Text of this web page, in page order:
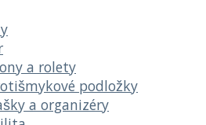
a rolety
podložky
a organizéry